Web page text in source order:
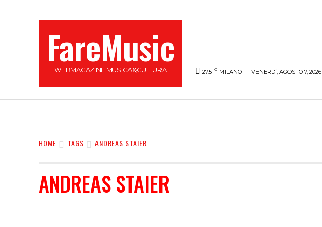
FareMusic
WEBMAGAZINE MUSICA&CULTURA 27.5 C MILANO VENERDÌ, AGOSTO 7, 2026
HOME TAGS ANDREAS STAIER
ANDREAS STAIER